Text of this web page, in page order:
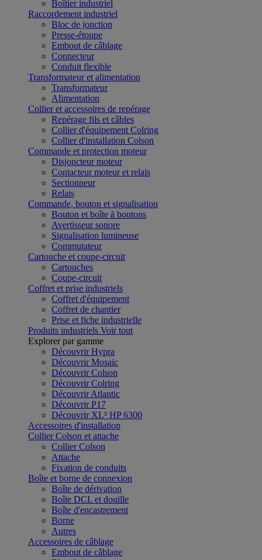
Boîtier industriel
Raccordement industriel
Bloc de jonction
Presse-étoupe
Embout de câblage
Connecteur
Conduit flexible
Transformateur et alimentation
Transformateur
Alimentation
Collier et accessoires de repérage
Repérage fils et câbles
Collier d'équipement Colring
Collier d'installation Colson
Commande et protection moteur
Disjoncteur moteur
Contacteur moteur et relais
Sectionneur
Relais
Commande, bouton et signalisation
Bouton et boîte à boutons
Avertisseur sonore
Signalisation lumineuse
Commutateur
Cartouche et coupe-circuit
Cartouches
Coupe-circuit
Coffret et prise industriels
Coffret d'équipement
Coffret de chantier
Prise et fiche industrielle
Produits industriels Voir tout
Explorer par gamme
Découvrir Hypra
Découvrir Mosaic
Découvrir Colson
Découvrir Colring
Découvrir Atlantic
Découvrir P17
Découvrir XL³ HP 6300
Accessoires d'installation
Collier Colson et attache
Collier Colson
Attache
Fixation de conduits
Boîte et borne de connexion
Boîte de dérivation
Boîte DCL et douille
Boîte d'encastrement
Borne
Autres
Accessoires de câblage
Embout de câblage